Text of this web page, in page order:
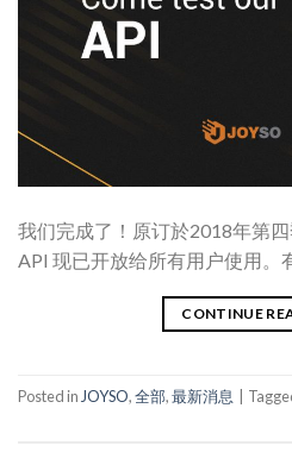
我们完成了！原订於2018年第
API 现已开放给所有用户使用。
CONTINUE
Posted in JOYSO,全部,最新消息